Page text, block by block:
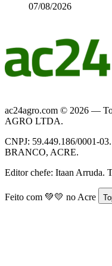
07/08/2026
ac24agro.com © 2026 —
AGRO LTDA.
CNPJ: 59.449.186/0001-
BRANCO, ACRE.
Editor chefe: Itaan Arruda.
Feito com 💚💛 no Acre